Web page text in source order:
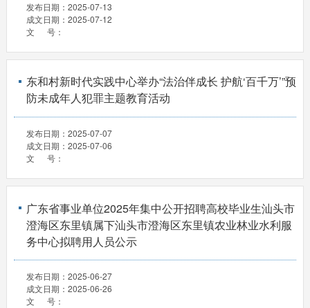
发布日期： 2025-07-13
成文日期： 2025-07-12
文 号：
东和村新时代实践中心举办“法治伴成长 护航‘百千万’”预
防未成年人犯罪主题教育活动
发布日期： 2025-07-07
成文日期： 2025-07-06
文 号：
广东省事业单位2025年集中公开招聘高校毕业生汕头市
澄海区东里镇属下汕头市澄海区东里镇农业林业水利服
务中心拟聘用人员公示
发布日期： 2025-06-27
成文日期： 2025-06-26
文 号：